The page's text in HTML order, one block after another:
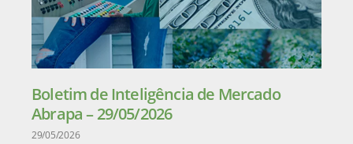
Boletim de Inteligência de Mercado
Abrapa – 29/05/2026
29/05/2026